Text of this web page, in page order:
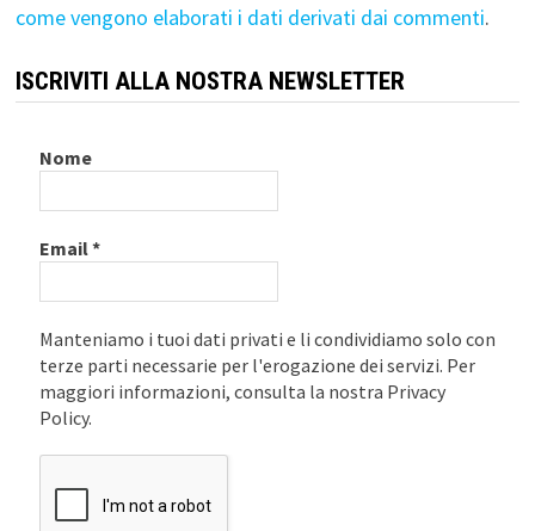
come vengono elaborati i dati derivati dai commenti.
ISCRIVITI ALLA NOSTRA NEWSLETTER
Nome
Email*
Manteniamo i tuoi dati privati e li condividiamo solo con
terze parti necessarie per l'erogazione dei servizi. Per
maggiori informazioni, consulta la nostra Privacy
Policy.